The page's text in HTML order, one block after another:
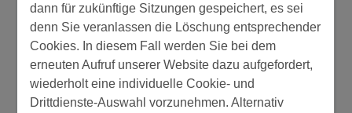
außen
Verbrauch:
von 1,00 bis 1,20 kg/m²
dann für zukünftige Sitzungen gespeichert, es sei
denn Sie veranlassen die Löschung entsprechender
Cookies. In diesem Fall werden Sie bei dem
erneuten Aufruf unserer Website dazu aufgefordert,
wiederholt eine individuelle Cookie- und
Drittdienste-Auswahl vorzunehmen. Alternativ